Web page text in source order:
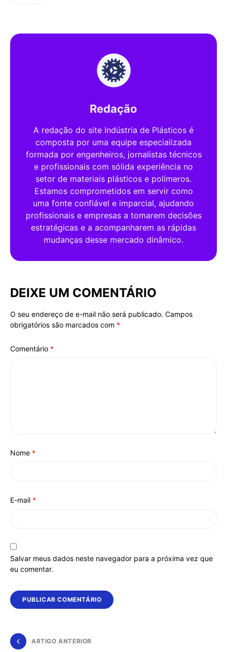
Redação
A redação do site Indústria de Plásticos é
composta por uma equipe especializada
formada por engenheiros, jornalistas técnicos
e profissionais com sólida experiência no
setor de materiais plásticos e polímeros.
Estamos comprometidos em servir como
uma fonte confiável e imparcial, ajudando
profissionais e empresas a tomarem decisões
estratégicas e a acompanharem as rápidas
mudanças desse mercado dinâmico.
DEIXE UM COMENTÁRIO
O seu endereço de e-mail não será publicado. Campos
obrigatórios são marcados com *
Comentário *
Nome *
E-mail *
Salvar meus dados neste navegador para a próxima vez que
eu comentar.
Alternative:
ARTIGO ANTERIOR